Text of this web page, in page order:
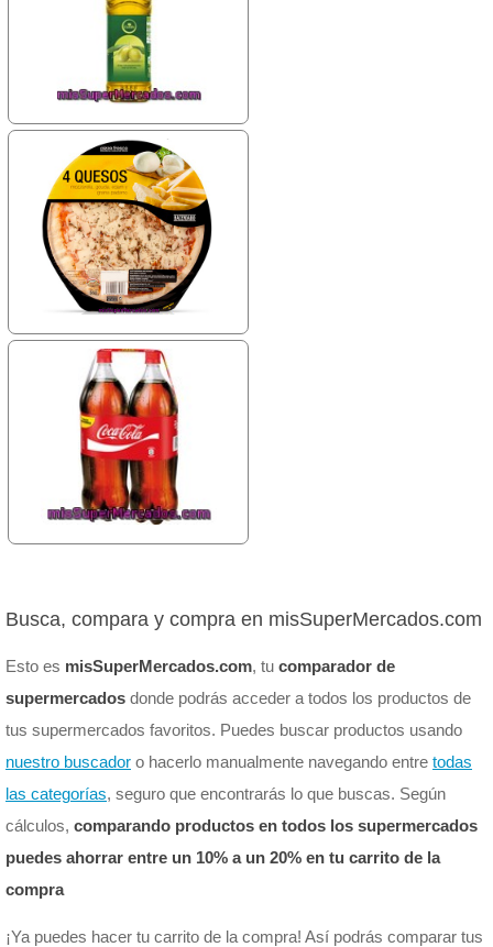
Busca, compara y compra en misSuperMercados.com
Esto es misSuperMercados.com, tu comparador de
supermercados donde podrás acceder a todos los productos de
tus supermercados favoritos. Puedes buscar productos usando
nuestro buscador o hacerlo manualmente navegando entre todas
las categorías, seguro que encontrarás lo que buscas. Según
cálculos, comparando productos en todos los supermercados
puedes ahorrar entre un 10% a un 20% en tu carrito de la
compra
¡Ya puedes hacer tu carrito de la compra! Así podrás comparar tus